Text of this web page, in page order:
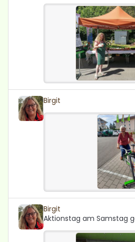
Birgit
Birgit
Aktionstag am Samstag